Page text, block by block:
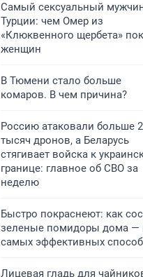
Самый сексуальный
Турции: чем Омер из
«Клюквенного щербета»
женщин
В Тюмени стало больше
комаров. В чем причина?
Россию атаковали больше
тысяч дронов, а Беларусь
стягивает войска к
границе: главное об СВО за
неделю
Быстро покраснеют: как
зеленые помидоры дома —
самых эффективных
Лицевая гладь для